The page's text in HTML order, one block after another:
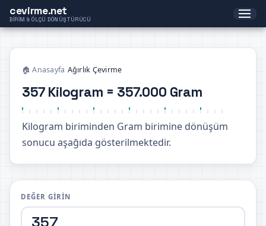
cevirme.net
BIRIM & ÖLÇÜ DÖNÜŞTÜRÜCÜ
🏠 Anasayfa Ağırlık Çevirme
357 Kilogram = 357.000 Gram
Kilogram biriminden Gram birimine dönüşüm
sonucu aşağıda gösterilmektedir.
DEĞER GIRIN